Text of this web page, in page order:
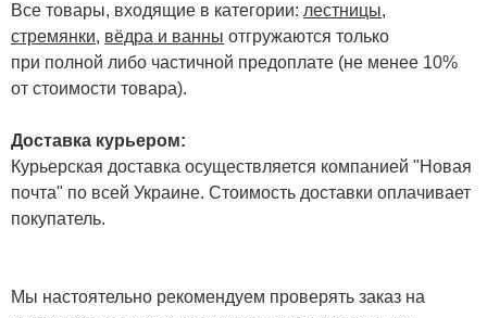
Все товары, входящие в категории: лестницы,
стремянки, вёдра и ванны отгружаются только
при полной либо частичной предоплате (не менее 10%
от стоимости товара).
Доставка курьером:
Курьерская доставка осуществляется компанией "Новая
почта" по всей Украине. Стоимость доставки оплачивает
покупатель.
Мы настоятельно рекомендуем проверять заказ на